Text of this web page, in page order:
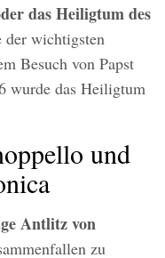
das Heiligtum des
der wichtigsten
Besuch von Papst
wurde das Heiligtum
und
Antlitz von
zu